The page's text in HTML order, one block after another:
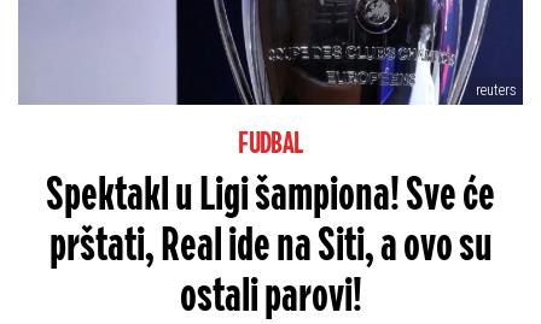
reuters
FUDBAL
Spektakl u Ligi šampiona! Sve će
prštati, Real ide na Siti, a ovo su
ostali parovi!